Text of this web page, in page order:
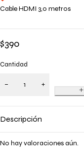
Cable HDMI 3,0 metros
$390
Cantidad
Descripción
No hay valoraciones aún.